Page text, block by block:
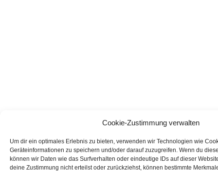
Cookie-Zustimmung verwalten
Um dir ein optimales Erlebnis zu bieten, verwenden wir Technologien wie
Geräteinformationen zu speichern und/oder darauf zuzugreifen. Wenn du
können wir Daten wie das Surfverhalten oder eindeutige IDs auf dieser
deine Zustimmung nicht erteilst oder zurückziehst, können bestimmte